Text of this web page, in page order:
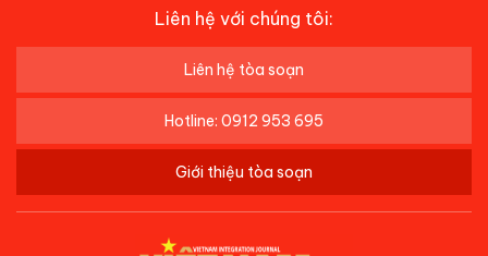
Liên hệ với chúng tôi:
Liên hệ tòa soạn
Hotline: 0912 953 695
Giới thiệu tòa soạn